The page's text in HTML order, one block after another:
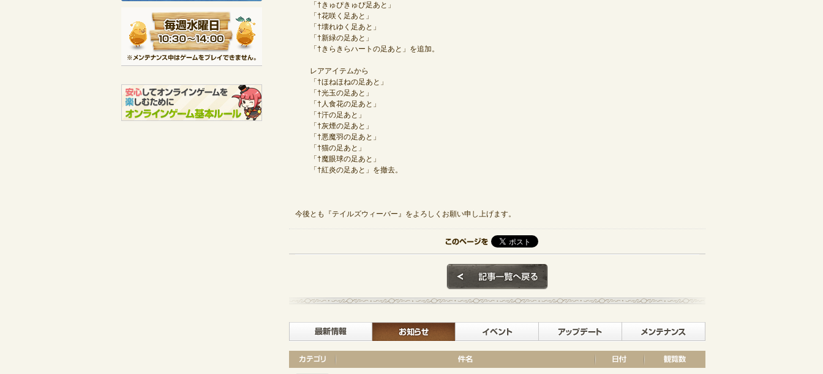
毎週水曜日 10:30～14:00
※メンテナンス中はゲームをプレイできません。
「†きゅぴきゅぴ足あと」
「†花咲く足あと」
「†壊れゆく足あと」
「†新緑の足あと」
「†きらきらハートの足あと」を追加。
レアアイテムから
「†ほねほねの足あと」
「†光玉の足あと」
「†人食花の足あと」
「†汗の足あと」
「†灰煙の足あと」
「†悪魔羽の足あと」
「†猫の足あと」
「†魔眼球の足あと」
「†紅炎の足あと」を撤去。
今後とも『テイルズウィーバー』をよろしくお願い申し上げます。
最新情報 お知らせ イベント アップデート